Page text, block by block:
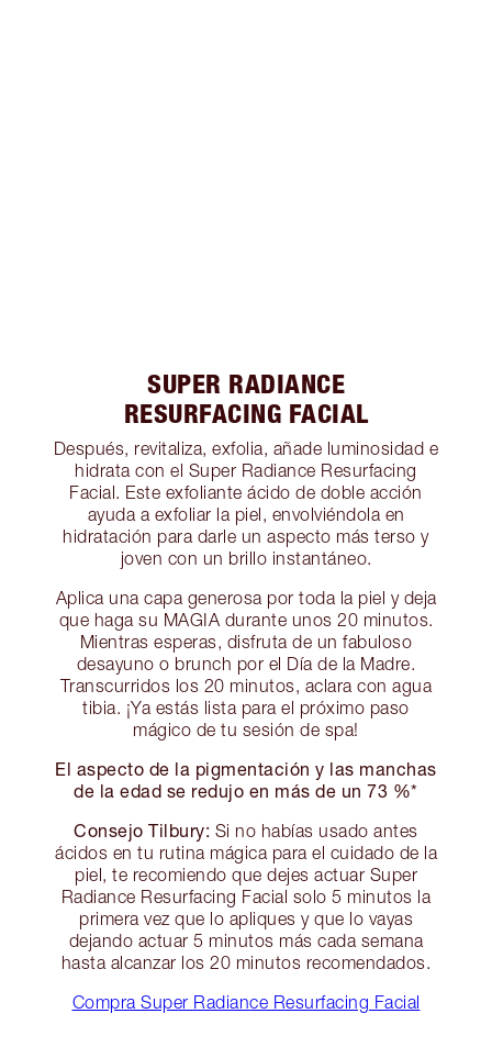
SUPER RADIANCE
RESURFACING FACIAL
Después, revitaliza, exfolia, añade luminosidad e
hidrata con el Super Radiance Resurfacing
Facial. Este exfoliante ácido de doble acción
ayuda a exfoliar la piel, envolviéndola en
hidratación para darle un aspecto más terso y
joven con un brillo instantáneo.
Aplica una capa generosa por toda la piel y deja
que haga su MAGIA durante unos 20 minutos.
Mientras esperas, disfruta de un fabuloso
desayuno o brunch por el Día de la Madre.
Transcurridos los 20 minutos, aclara con agua
tibia. ¡Ya estás lista para el próximo paso
mágico de tu sesión de spa!
El aspecto de la pigmentación y las manchas
de la edad se redujo en más de un 73 %*
Consejo Tilbury: Si no habías usado antes
ácidos en tu rutina mágica para el cuidado de la
piel, te recomiendo que dejes actuar Super
Radiance Resurfacing Facial solo 5 minutos la
primera vez que lo apliques y que lo vayas
dejando actuar 5 minutos más cada semana
hasta alcanzar los 20 minutos recomendados.
Compra Super Radiance Resurfacing Facial